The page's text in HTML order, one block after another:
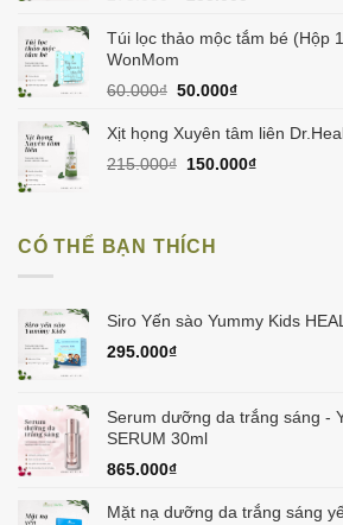
là:
tại
Túi lọc thảo mộc tắm bé (Hộp
WonMom
60.000₫ Giá
là:
60.000₫.
50.000₫Giá
tại
là:
50.000₫.
Xịt họng Xuyên tâm liên
215.000₫ Giá
150.000₫Giá
CÓ THỂ BẠN THÍCH
Siro Yến sào Yummy Kids
295.000₫
Serum dưỡng da trắng sáng -
SERUM 30ml
865.000₫
Mặt nạ dưỡng da trắng sáng